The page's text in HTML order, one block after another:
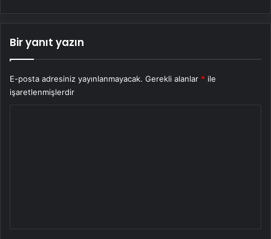
Bir yanıt yazın
E-posta adresiniz yayınlanmayacak. Gerekli alanlar * ile
işaretlenmişlerdir